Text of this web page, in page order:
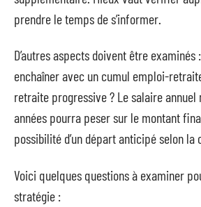
prendre le temps de s’informer.
D’autres aspects doivent être
enchaîner avec un cumul emploi-
retraite progressive ? Le salaire annuel
années pourra peser sur le montant
possibilité d’un départ anticipé selon la
Voici quelques questions à examiner
stratégie :